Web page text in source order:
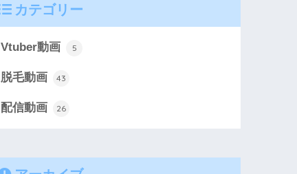
カテゴリー
Vtuber動画 5
脱毛動画 43
配信動画 26